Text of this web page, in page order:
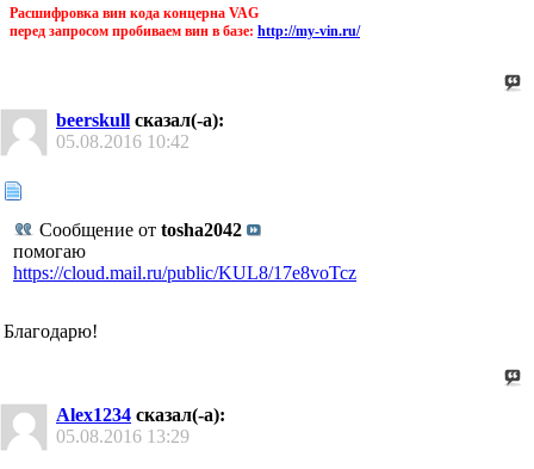
Расшифровка вин кода концерна VAG
перед запросом пробиваем вин в базе: http://my-vin.ru/
beerskull сказал(-а):
05.08.2016 10:42
Сообщение от tosha2042
помогаю
https://cloud.mail.ru/public/KUL8/17e8voTcz
Благодарю!
Alex1234 сказал(-а):
05.08.2016 13:29